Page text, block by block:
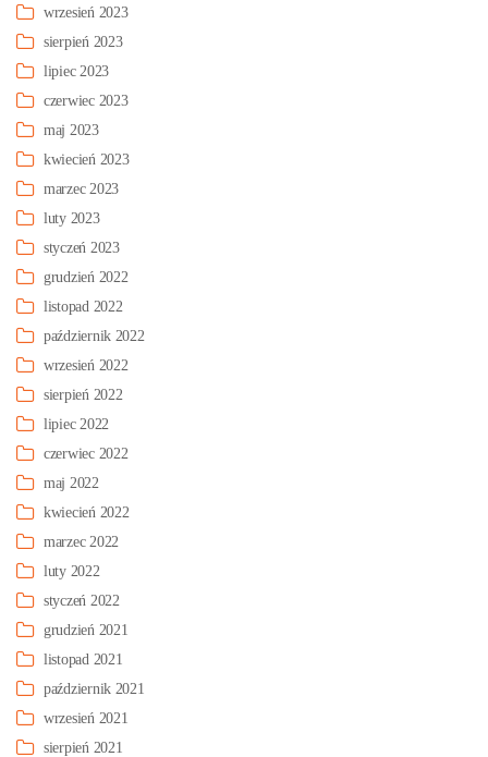
wrzesień 2023
sierpień 2023
lipiec 2023
czerwiec 2023
maj 2023
kwiecień 2023
marzec 2023
luty 2023
styczeń 2023
grudzień 2022
listopad 2022
październik 2022
wrzesień 2022
sierpień 2022
lipiec 2022
czerwiec 2022
maj 2022
kwiecień 2022
marzec 2022
luty 2022
styczeń 2022
grudzień 2021
listopad 2021
październik 2021
wrzesień 2021
sierpień 2021